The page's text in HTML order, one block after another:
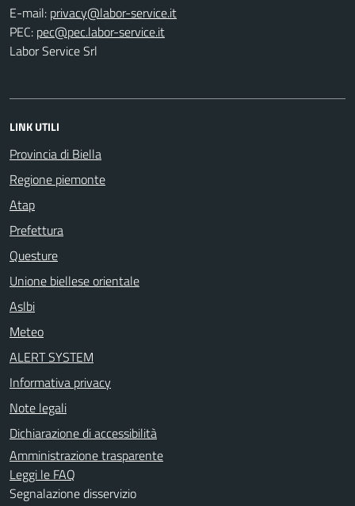
E-mail:
PEC:
Labor Service Srl
LINK UTILI
Provincia di Biella
Regione piemonte
Atap
Prefettura
Questure
Unione biellese orientale
Aslbi
Meteo
ALERT SYSTEM
Informativa privacy
Note legali
Dichiarazione di accessibilità
Amministrazione trasparente
Leggi le FAQ
Segnalazione disservizio